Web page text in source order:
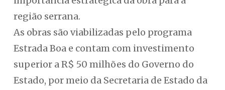
região serrana.
As obras são viabilizadas pelo programa
Estrada Boa e contam com investimento
superior a R$ 50 milhões do Governo do
Estado, por meio da Secretaria de Estado da